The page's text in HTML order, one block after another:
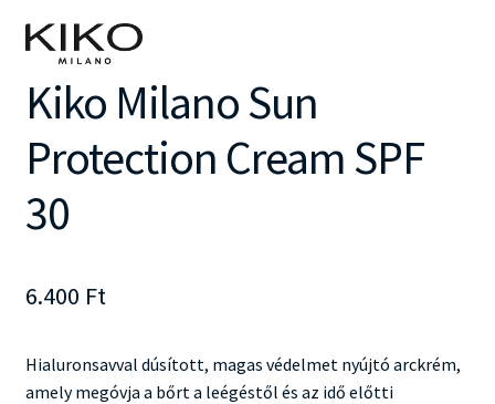
Kiko Milano Sun
Protection Cream SPF
30
6.400 Ft
Hialuronsavval dúsított, magas védelmet nyújtó arckrém,
amely megóvja a bőrt a leégéstől és az idő előtti